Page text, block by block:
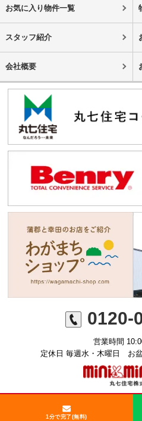
お気に入り物件一覧
スタッフ紹介
会社概要
0120-
営業時間
定休日 毎週水・木曜日 お
1分で完了(無料)